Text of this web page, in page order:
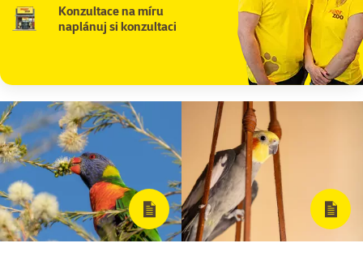
Konzultace na míru
naplánuj si konzultaci